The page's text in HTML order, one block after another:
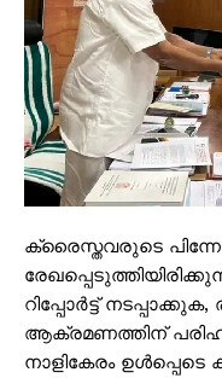
ക്രൈസ്തവരുടെ
റിപ്പോർട്ട്
ആക്രമണത്തിന്
നാളികേരം